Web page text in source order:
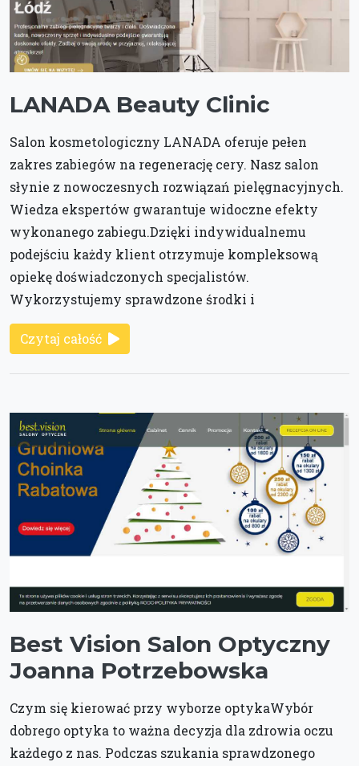
LANADA Beauty Clinic
Salon kosmetologiczny LANADA oferuje pełen
zakres zabiegów na regenerację cery. Nasz salon
słynie z nowoczesnych rozwiązań pielęgnacyjnych.
Wiedza ekspertów gwarantuje widoczne efekty
wykonanego zabiegu.Dzięki indywidualnemu
podejściu każdy klient otrzymuje kompleksową
opiekę doświadczonych specjalistów.
Wykorzystujemy sprawdzone środki i
Czytaj całość
Best Vision Salon Optyczny
Joanna Potrzebowska
Czym się kierować przy wyborze optykaWybór
dobrego optyka to ważna decyzja dla zdrowia oczu
każdego z nas. Podczas szukania sprawdzonego